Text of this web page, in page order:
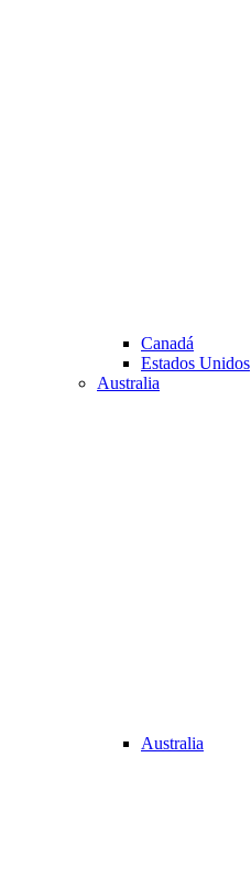
Canadá
Estados Unidos
Australia
Australia